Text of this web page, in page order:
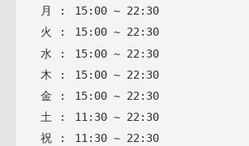
月
: 15: 00 ~ 22: 30
火
: 15: 00 ~ 22: 30
水 : 15: 00 ~ 22 : 30
木 : 15: 00 ~ 22 : 30
金 : 15: 00 ~ 22 : 30
土 : 11 : 30 ~ 22 : 30
祝 : 11 : 30 ~ 22 : 30